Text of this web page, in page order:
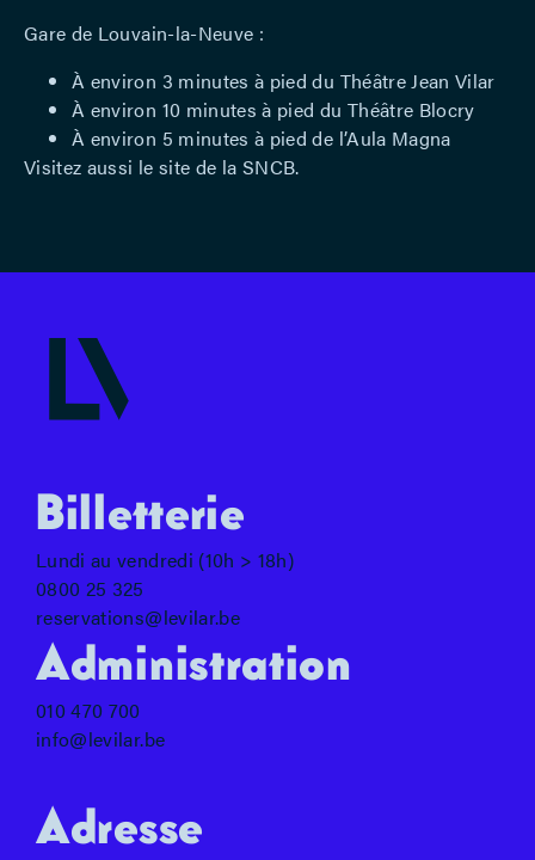
Gare de Louvain-la-Neuve :
À environ 3 minutes à pied du Théâtre Jean Vilar
À environ 10 minutes à pied du Théâtre Blocry
À environ 5 minutes à pied de l’Aula Magna
Visitez aussi le site de la SNCB.
Billetterie
Lundi au vendredi (10h > 18h)
0800 25 325
reservations@levilar.be
Administration
010 470 700
info@levilar.be
Adresse